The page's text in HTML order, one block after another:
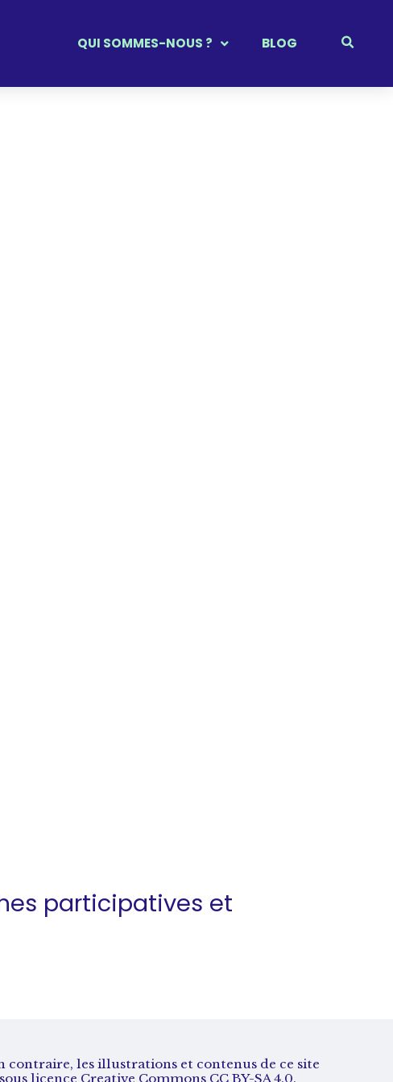
QUI SOMMES-NOUS ? BLOG
participatives et
contraire, les illustrations et contenus de ce site
licence Creative Commons CC BY-SA 4.0.